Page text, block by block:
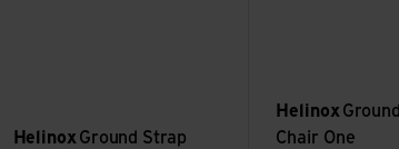
Helinox Ground Strap
Helinox
Chair One